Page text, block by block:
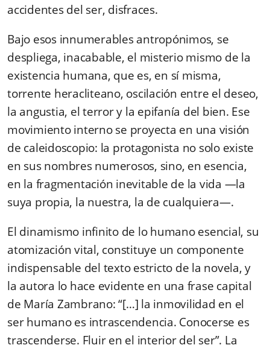
accidentes del ser, disfraces.
Bajo esos innumerables antropónimos, se
despliega, inacabable, el misterio mismo de la
existencia humana, que es, en sí misma,
torrente heracliteano, oscilación entre el deseo,
la angustia, el terror y la epifanía del bien. Ese
movimiento interno se proyecta en una visión
de caleidoscopio: la protagonista no solo existe
en sus nombres numerosos, sino, en esencia,
en la fragmentación inevitable de la vida —la
suya propia, la nuestra, la de cualquiera—.
El dinamismo infinito de lo humano esencial, su
atomización vital, constituye un componente
indispensable del texto estricto de la novela, y
la autora lo hace evidente en una frase capital
de María Zambrano: “[…] la inmovilidad en el
ser humano es intrascendencia. Conocerse es
trascenderse. Fluir en el interior del ser”. La